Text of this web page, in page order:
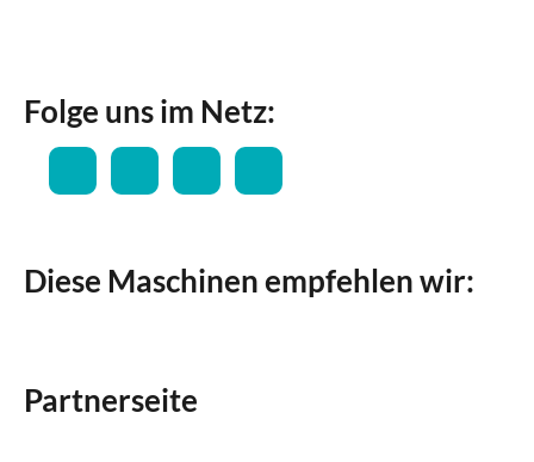
Folge uns im Netz:
Diese Maschinen empfehlen wir:
Partnerseite